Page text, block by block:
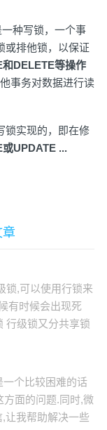
种写锁，一个事
或排他锁，以保证
DELETE等操作
事务对数据进行读
实现的，即在修
UPDATE ...
章
锁,可以使用行锁来
有时候会出现死
行级锁又分共享锁
一个比较困难的话
方面的问题.同时,微
让我帮助解决一些